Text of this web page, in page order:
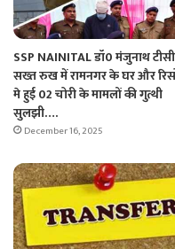
SSP NAINITAL डॉ0 मंजुनाथ
सख्त रुख में रामनगर के घर और
मे हुई 02 चोरी के मामलों की गुत्थी
सुलझी….
December 16, 2025